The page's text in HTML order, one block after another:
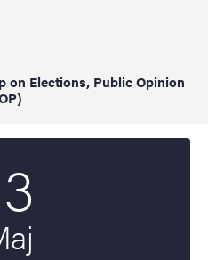
on Elections, Public Opinion